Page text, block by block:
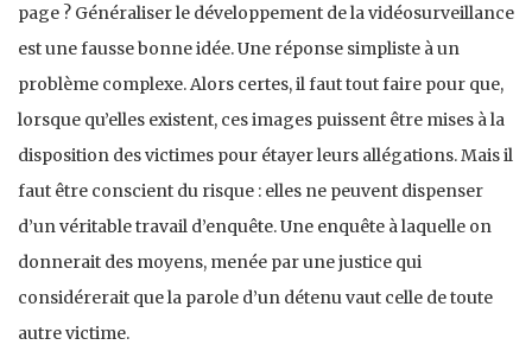
page ? Généraliser le développement de la vidéosurveil­lance
est une fausse bonne idée. Une réponse simpliste à un
problème complexe. Alors certes, il faut tout faire pour que,
lorsque qu’elles existent, ces images puissent être mises à la
disposition des victimes pour étayer leurs allé­gations. Mais il
faut être conscient du risque : elles ne peuvent dispenser
d’un véritable travail d’enquête. Une enquête à laquelle on
donnerait des moyens, menée par une justice qui
considérerait que la parole d’un détenu vaut celle de toute
autre victime.